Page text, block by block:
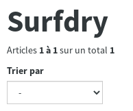
Surfdry
Articles 1à 1sur un total 1
Trier par